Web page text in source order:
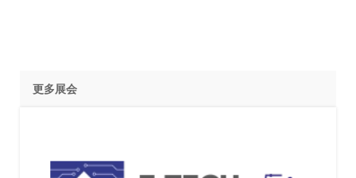
更多展会